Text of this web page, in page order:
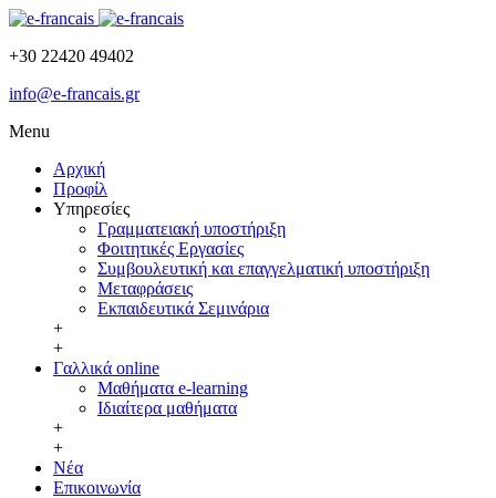
+30 22420 49402
info@e-francais.gr
Menu
Αρχική
Προφίλ
Υπηρεσίες
Γραμματειακή υποστήριξη
Φοιτητικές Εργασίες
Συμβουλευτική και επαγγελματική υποστήριξη
Μεταφράσεις
Εκπαιδευτικά Σεμινάρια
+
+
Γαλλικά online
Μαθήματα e-learning
Ιδιαίτερα μαθήματα
+
+
Νέα
Επικοινωνία